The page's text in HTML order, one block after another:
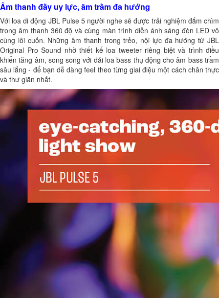
Âm thanh đầy uy lực, âm trầm đa hướng
Với loa di động JBL Pulse 5người nghe sẽ được trải nghiệm đắm chìm
trong âm thanh 360 độ và cùng màn trình diễn ánh sáng đèn LED vô
cùng lôi cuốn. Những âm thanh trong trẻo, nội lực đa hướng từ JBL
Original Pro Sound nhờ thiết kế loa tweeter riêng biệt và trình điều
khiển tăng âm, song song với dải loa bass thụ động cho âm bass trầm
sâu lắng - để bạn dễ dàng feel theo từng giai điệu một cách chân thực
và thư giãn nhất.